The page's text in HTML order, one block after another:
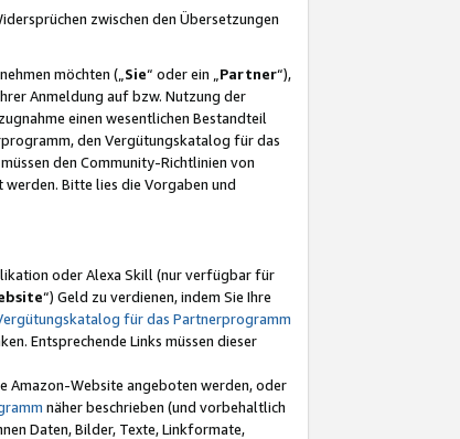
zwischen den Übersetzungen
möchten („Sie“ oder ein „Partner“),
Anmeldung auf bzw. Nutzung der
einen wesentlichen Bestandteil
den Vergütungskatalog für das
den Community-Richtlinien von
Bitte lies die Vorgaben und
oder Alexa Skill (nur verfügbar für
“) Geld zu verdienen, indem Sie Ihre
für das Partnerprogramm
Entsprechende Links müssen dieser
Amazon-Website angeboten werden, oder
näher beschrieben (und vorbehaltlich
Daten, Bilder, Texte, Linkformate,